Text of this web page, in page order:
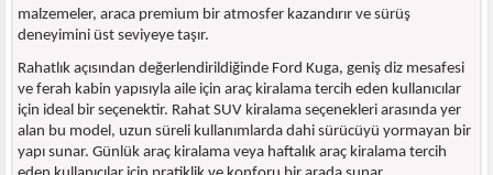
malzemeler, araca premium bir atmosfer kazandırır ve sürüş
deneyimini üst seviyeye taşır.
Rahatlık açısından değerlendirildiğinde Ford Kuga, geniş diz mesafesi
ve ferah kabin yapısıyla aile için araç kiralama tercih eden kullanıcılar
için ideal bir seçenektir. Rahat SUV kiralama seçenekleri arasında yer
alan bu model, uzun süreli kullanımlarda dahi sürücüyü yormayan bir
yapı sunar. Günlük araç kiralama veya haftalık araç kiralama tercih